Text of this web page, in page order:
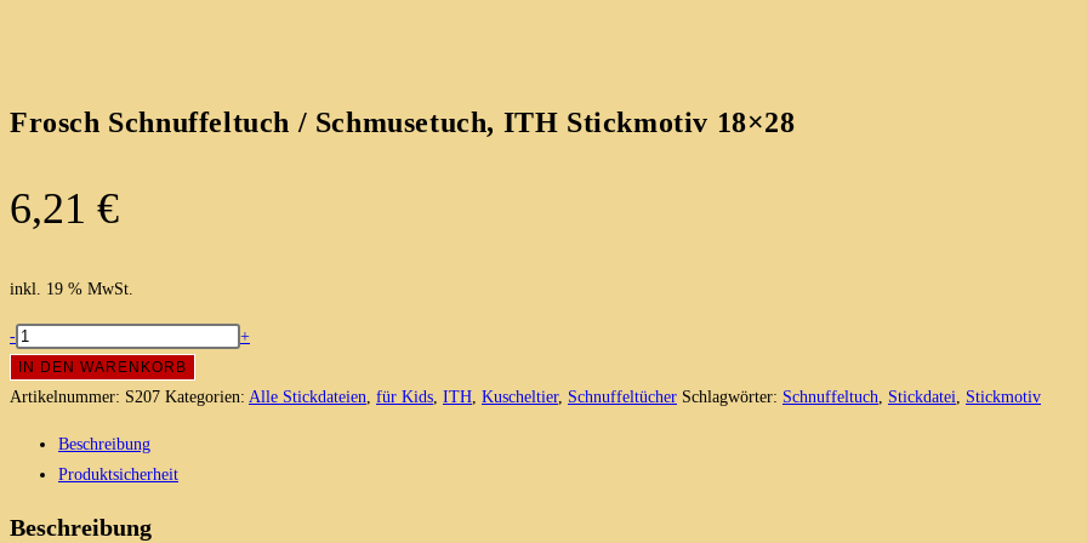
Frosch Schnuffeltuch / Schmusetuch, ITH Stickmotiv 18×28
6,21 €
inkl. 19 % MwSt.
Frosch
Schnuffeltuch
/
Stickmotiv
18x28
- +
IN DEN WARENKORB
Artikelnummer: S207 Kategorien: Alle Stickdateien für Kids ITH Kuscheltier, Schnuffeltücher Schlagwörter: Schnuffeltuch Stickdatei Stickmotiv
Beschreibung
Produktsicherheit
Beschreibung